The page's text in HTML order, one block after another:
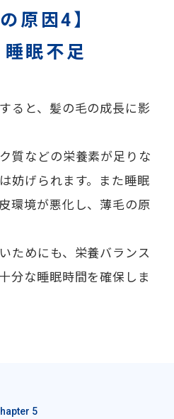
原因4】
眠不足
ると、髪の毛の成長に影
質などの栄養素が足りな
妨げられます。また睡眠
環境が悪化し、薄毛の原
ためにも、栄養バランス
分な睡眠時間を確保しま
5